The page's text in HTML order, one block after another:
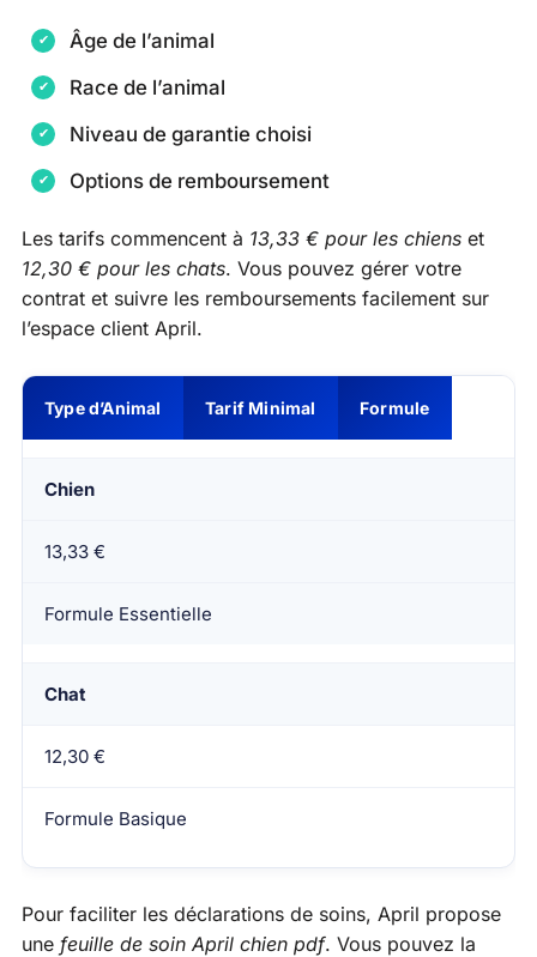
Âge de l’animal
Race de l’animal
Niveau de garantie choisi
Options de remboursement
Les tarifs commencent à 13,33 € pour les chiens et
12,30 € pour les chats. Vous pouvez gérer votre
contrat et suivre les remboursements facilement sur
l’espace client April.
Type d’Animal Tarif Minimal Formule
Chien
13,33 €
Formule Essentielle
Chat
12,30 €
Formule Basique
Pour faciliter les déclarations de soins, April propose
une feuille de soin April chien pdf. Vous pouvez la